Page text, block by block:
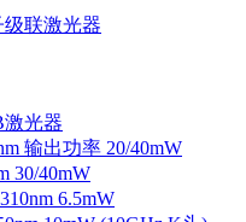
联激光器
光器
输出功率 20/40mW
30/40mW
6.5mW